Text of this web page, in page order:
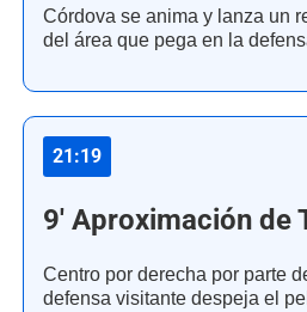
Córdova se anima y lanza un
del área que pega en la
21:19
9' Aproximación de
Centro por derecha por parte
defensa visitante despeja el